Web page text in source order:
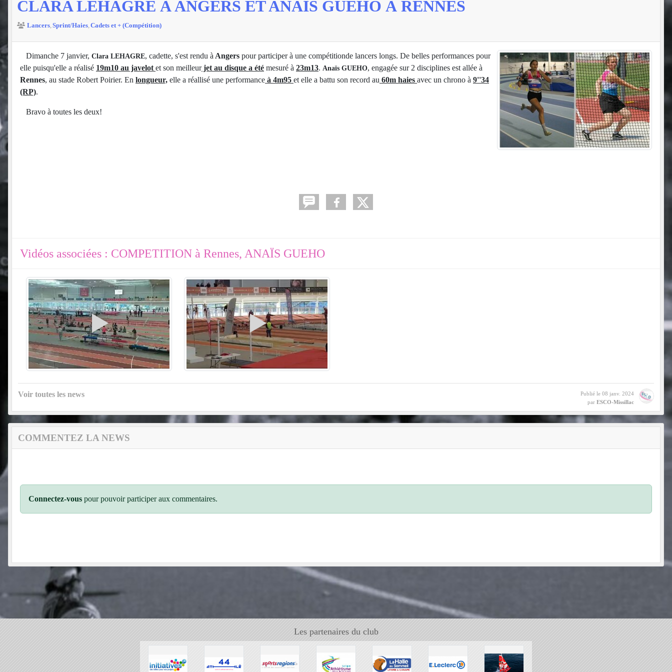
CLARA LEHAGRE À ANGERS ET ANAÏS GUEHO À RENNES
Lancers Sprint/Haies Cadets et + (Compétition)
Dimanche 7 janvier, Clara LEHAGRE, cadette, s'est rendu à Angers pour participer à une compétitionde lancers longs. De belles performances pour
elle puisqu'elle a réalisé 19m10 au javelot et son meilleurjet au disque a été mesuré à 23m13. Anaïs GUEHO, engagée sur 2 disciplines est allée à
Rennes, au stade Robert Poirier. En longueur, elle a réallisé une performance à 4m95 et elle a battu son record au 60m haies avec un chrono à 9''34
(RP).
Bravo à toutes les deux!
Vidéos associées : COMPETITION à Rennes, ANAÏS GUEHO
Voir toutes les news Publié le 08 janv. 2024
par ESCO-Missillac
COMMENTEZ LA NEWS
Connectez-vous pour pouvoir participer aux commentaires.
Les partenaires du club